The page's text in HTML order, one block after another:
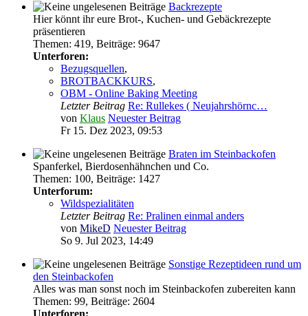
Backrezepte
Hier könnt ihr eure Brot-, Kuchen- und Gebäckrezepte
präsentieren
Themen: 419, Beiträge: 9647
Unterforen:
Bezugsquellen,
BROTBACKKURS,
OBM - Online Baking Meeting
Letzter Beitrag Re: Rullekes ( Neujahrshörnc…
von Klaus Neuester Beitrag
Fr 15. Dez 2023, 09:53
Braten im Steinbackofen
Spanferkel, Bierdosenhähnchen und Co.
Themen: 100, Beiträge: 1427
Unterforum:
Wildspezialitäten
Letzter Beitrag Re: Pralinen einmal anders
von MikeD Neuester Beitrag
So 9. Jul 2023, 14:49
Sonstige Rezeptideen rund um
den Steinbackofen
Alles was man sonst noch im Steinbackofen zubereiten kann
Themen: 99, Beiträge: 2604
Unterforen: